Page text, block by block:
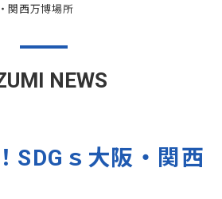
関西万博場所
NEWS
SDGｓ大阪・関西